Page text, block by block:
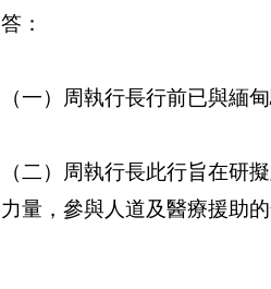
答：
（一）周執行長行前已與緬
（二）周執行長此行旨在研
力量，參與人道及醫療援助